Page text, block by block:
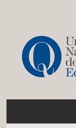
Blog